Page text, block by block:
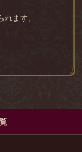
ます。